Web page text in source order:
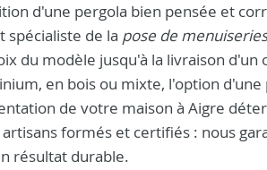
d'une pergola bien pensée et
spécialiste de la pose de
du modèle jusqu'à la livraison d'un
en bois ou mixte, l'option d'une
de votre maison à Aigre
formés et certifiés : nous
résultat durable.